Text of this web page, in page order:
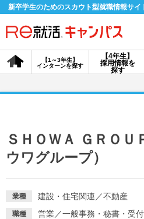
新卒学生のためのスカウト型就職情報サイ
【4年生】
採用情報を
探す
【1～3年生】
インターンを探す
会員登録
イベントを探す スカウト
ＳＨＯＷＡ ＧＲＯＵ
ウワグループ）
業種 建設・住宅関連 ／不動産
職種 営業／一般事務・秘書・受付